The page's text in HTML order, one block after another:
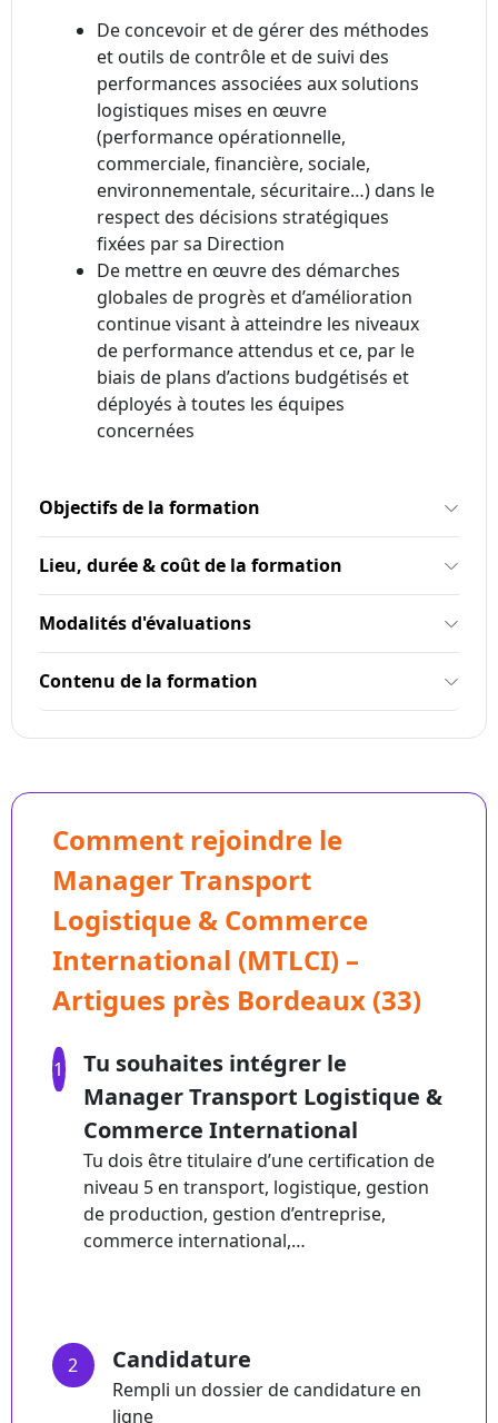
De concevoir et de gérer des méthodes
et outils de contrôle et de suivi des
performances associées aux solutions
logistiques mises en œuvre
(performance opérationnelle,
commerciale, financière, sociale,
environnementale, sécuritaire…) dans le
respect des décisions stratégiques
fixées par sa Direction
De mettre en œuvre des démarches
globales de progrès et d’amélioration
continue visant à atteindre les niveaux
de performance attendus et ce, par le
biais de plans d’actions budgétisés et
déployés à toutes les équipes
concernées
Objectifs de la formation
Lieu, durée & coût de la formation
Modalités d'évaluations
Contenu de la formation
Comment rejoindre le
Manager Transport
Logistique & Commerce
International (MTLCI) –
Artigues près Bordeaux (33)
1
Tu souhaites intégrer le
Manager Transport Logistique &
Commerce International
Tu dois être titulaire d’une certification de
niveau 5 en transport, logistique, gestion
de production, gestion d’entreprise,
commerce international,…
2 Candidature
Rempli un dossier de candidature en
ligne